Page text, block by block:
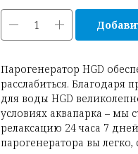
Парогенератор HGD
расслабиться. Благодаря
для воды HGD
условиях аквапарка – мы
релаксацию 24 часа 7
парогенератора вы